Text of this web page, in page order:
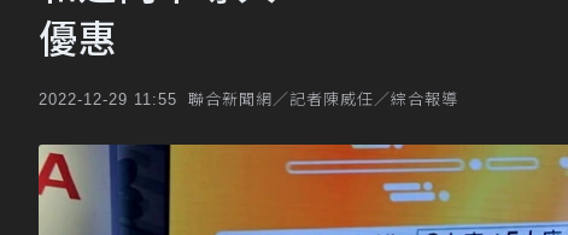
優惠
2022-12-29 11:55 聯合新聞網／記者陳威任／綜合報導